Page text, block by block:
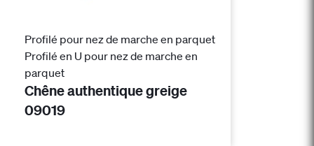
Profilé pour nez de marche en parquet
Profilé en U pour nez de marche en
parquet
Chêne authentique greige
09019